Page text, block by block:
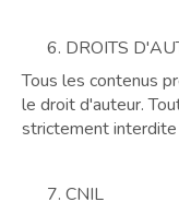
DROITS
Tous les contenus
le droit d'auteur.
strictement
CNIL